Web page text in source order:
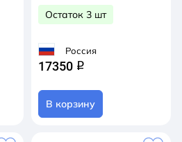
Остаток 3 шт
Россия
17350 q
В корзину